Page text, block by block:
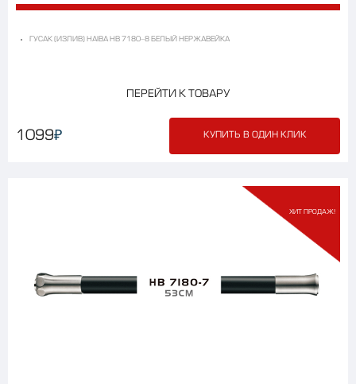
ГУСАК (ИЗЛИВ) HAIBA HB 7180-8 БЕЛЫЙ НЕРЖАВЕЙКА
ПЕРЕЙТИ К ТОВАРУ
1099₽ КУПИТЬ В ОДИН КЛИК
ХИТ ПРОДАЖ!